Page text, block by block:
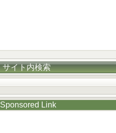
サイト内検索
Sponsored Link